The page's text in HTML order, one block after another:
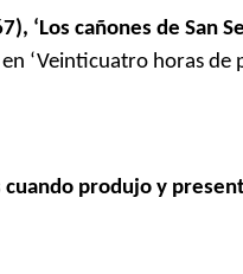
‘Los cañones de San
‘Veinticuatro horas de
produjo y